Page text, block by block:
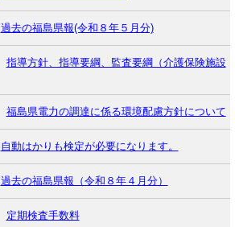
過去の福島県報(令和８年５月分)
指導方針、指導要綱、監査要綱（介護保険施設
福島県電力の調達に係る環境配慮方針について
自動はかりも検定が必要になります。
過去の福島県報（令和８年４月分）
定期検査手数料